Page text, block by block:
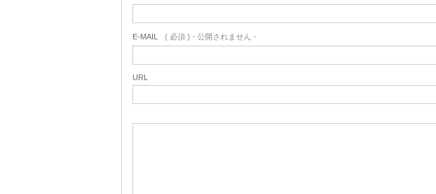
E-MAIL ( 必須 ) - 公開されません -
URL